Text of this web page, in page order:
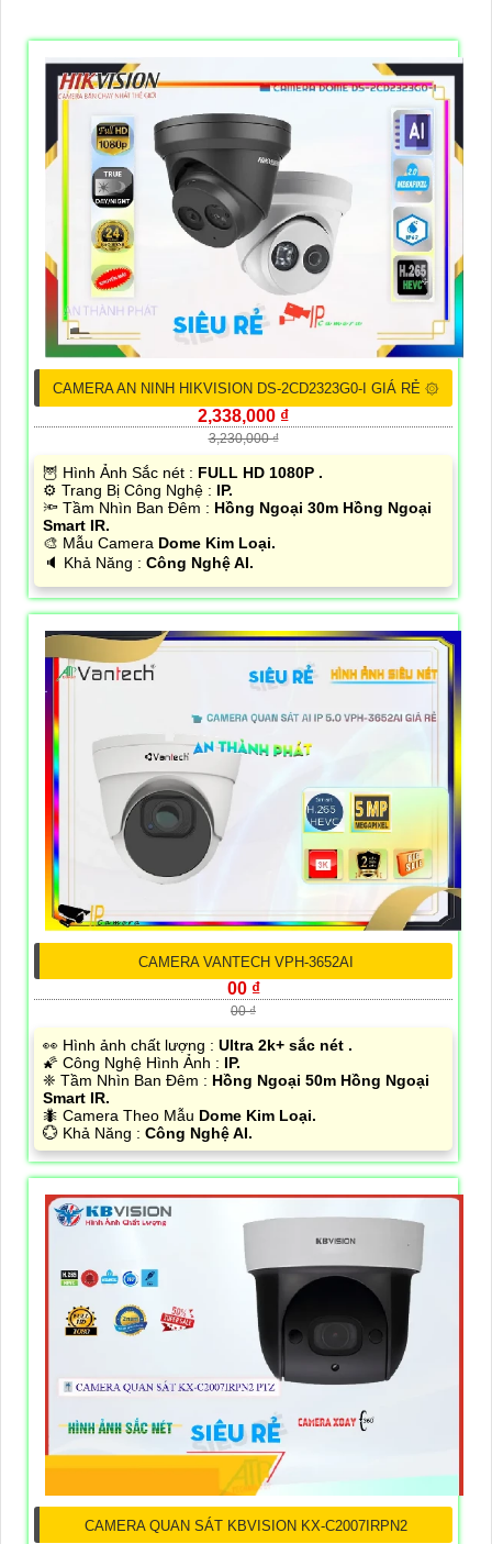
CAMERA AN NINH HIKVISION DS-2CD2323G0-I GIÁ RẺ ۞
2,338,000 ₫
3,230,000 ₫
🦉 Hình Ảnh Sắc nét : FULL HD 1080P .
⚙ Trang Bị Công Nghệ : IP.
🔦 Tầm Nhìn Ban Đêm : Hồng Ngoại 30m Hồng Ngoại
Smart IR.
🎨 Mẫu Camera Dome Kim Loại.
️🔈 Khả Năng : Công Nghệ AI.
CAMERA VANTECH VPH-3652AI
00 ₫
00 ₫
️👀 Hình ảnh chất lượng : Ultra 2k+ sắc nét .
🌠 Công Nghệ Hình Ảnh : IP.
❈ Tầm Nhìn Ban Đêm : Hồng Ngoại 50m Hồng Ngoại
Smart IR.
🐜 Camera Theo Mẫu Dome Kim Loại.
️💮 Khả Năng : Công Nghệ AI.
CAMERA QUAN SÁT KBVISION KX-C2007IRPN2